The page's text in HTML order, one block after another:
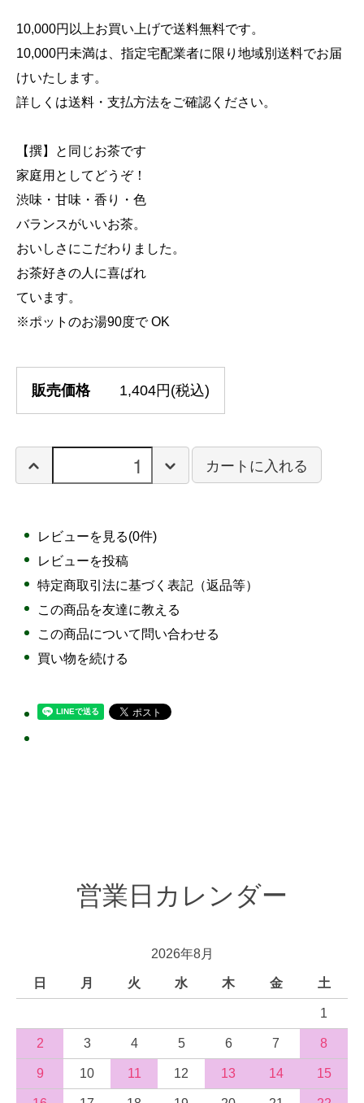
10,000円以上お買い上げで送料無料です。
10,000円未満は、指定宅配業者に限り地域別送料でお届
けいたします。
詳しくは送料・支払方法をご確認ください。
【撰】と同じお茶です
家庭用としてどうぞ！
渋味・甘味・香り・色
バランスがいいお茶。
おいしさにこだわりました。
お茶好きの人に喜ばれ
ています。
※ポットのお湯90度で OK
販売価格 1,404円(税込)
カートに入れる
レビューを見る(0件)
レビューを投稿
特定商取引法に基づく表記（返品等）
この商品を友達に教える
この商品について問い合わせる
買い物を続ける
営業日カレンダー
2026年8月
日 月 火 水 木 金 土
1
2 3 4 5 6 7 8
9 10 11 12 13 14 15